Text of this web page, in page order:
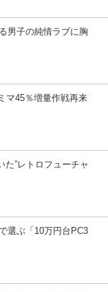
男子の純情ラブに胸
マ45％増量作戦再来
”レトロフューチャ
選ぶ「10万円台PC3